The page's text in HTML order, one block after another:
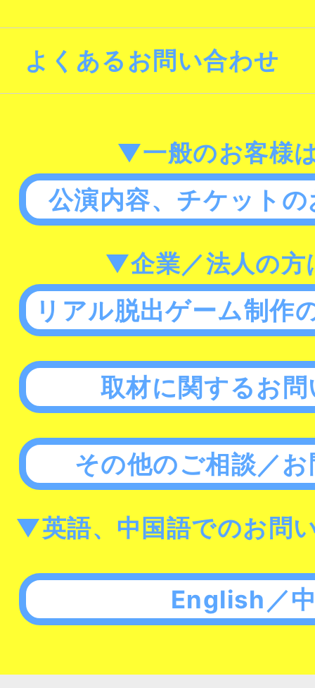
よくあるお問い合わせ
▼一般のお客様
公演内容、チケット
▼企業／法人の方
リアル脱出ゲーム制作
取材に関するお
その他のご相談／
▼英語、中国語でのお問
English／